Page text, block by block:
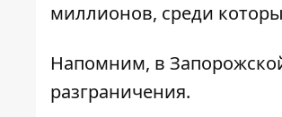
миллионов, среди
Напомним, в
разграничения.